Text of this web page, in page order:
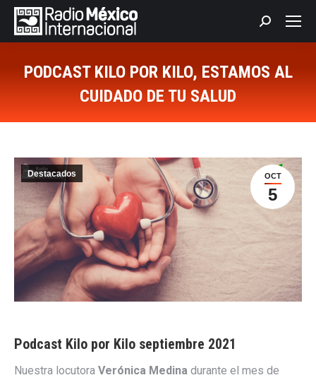
Buscar:
PODCAST KILO POR KILO, ESTAMOS AL
CUIDADO DE TU SALUD
OCT
5
Destacados
Podcast Kilo por Kilo septiembre 2021
Nuestra locutora Verónica Medina durante el mes de